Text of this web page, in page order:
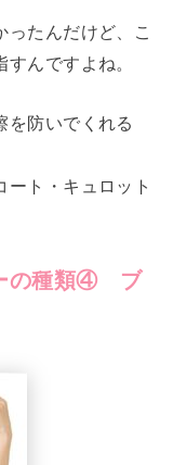
ったんだけど、こ
んですよね。
を防いでくれる
ート・キュロット
の種類④ ブ